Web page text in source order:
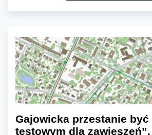
Gajowicka przestanie
testowym dla